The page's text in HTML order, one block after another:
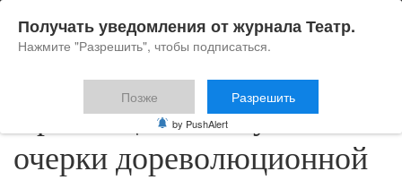
Просвещенная глухомань:
очерки дореволюционной
Получать уведомления от журнала Театр.
Нажмите "Разрешить", чтобы подписаться.
Позже Разрешить
by PushAlert